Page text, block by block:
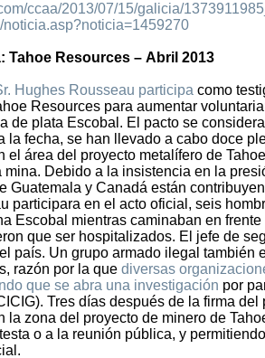
ccaa/2013/07/15/galicia/
Tahoe Resources – Abril 2013
Hughes Rousseau participa como
Resources para aumentar
de plata Escobal. El pacto se
la fecha, se han llevado a cabo doce
el área del proyecto metalífero de
Debido a la insistencia en la
Guatemala y Canadá están
participara en el acto oficial, seis
Escobal mientras caminaban en
que ser hospitalizados. El jefe de
país. Un grupo armado ilegal también
razón por la que diversas
que se abra una investigación por
Tres días después de la firma
la zona del proyecto de minero de
o a la reunión pública, y